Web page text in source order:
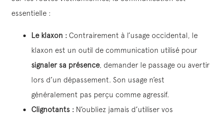
essentielle :
Le klaxon : Contrairement à l’usage occidental, le
klaxon est un outil de communication utilisé pour
signaler sa présence, demander le passage ou avertir
lors d’un dépassement. Son usage n’est
généralement pas perçu comme agressif.
Clignotants : N’oubliez jamais d’utiliser vos